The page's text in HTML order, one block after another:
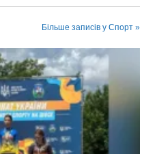
Більше записів у Спорт »